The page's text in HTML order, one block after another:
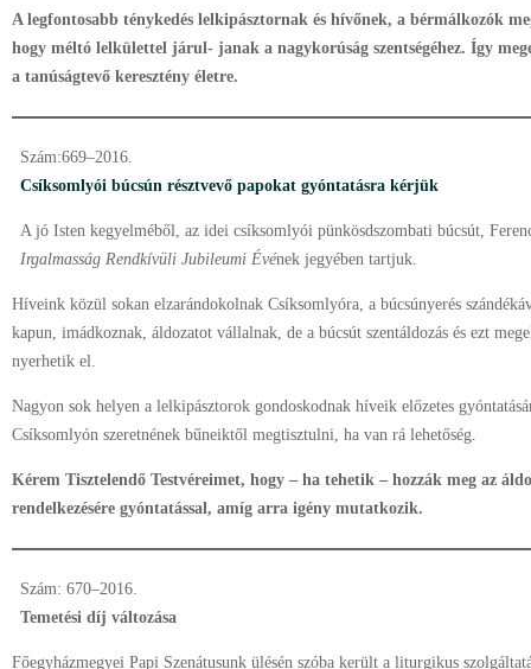
A legfontosabb ténykedés lelkipásztornak és hívőnek, a bérmálkozók
hogy méltó lelkülettel járul- janak a nagykorúság szentségéhez. Így
a tanúságtevő keresztény életre.
Szám:669–2016.
Csíksomlyói búcsún résztvevő papokat gyóntatásra kérjük
A jó Isten kegyelméből, az idei csíksomlyói pünkösdszombati búcsút,
Irgalmasság Rendkívüli Jubileumi Évének jegyében tartjuk.
Híveink közül sokan elzarándokolnak Csíksomlyóra, a búcsúnyerés
kapun, imádkoznak, áldozatot vállalnak, de a búcsút szentáldozás és ezt
nyerhetik el.
Nagyon sok helyen a lelkipásztorok gondoskodnak híveik előzetes
Csíksomlyón szeretnének bűneiktől megtisztulni, ha van rá lehetőség.
Kérem Tisztelendő Testvéreimet, hogy – ha tehetik – hozzák meg az
rendelkezésére gyóntatással, amíg arra igény mutatkozik.
Szám: 670–2016.
Temetési díj változása
Főegyházmegyei Papi Szenátusunk ülésén szóba került a liturgikus